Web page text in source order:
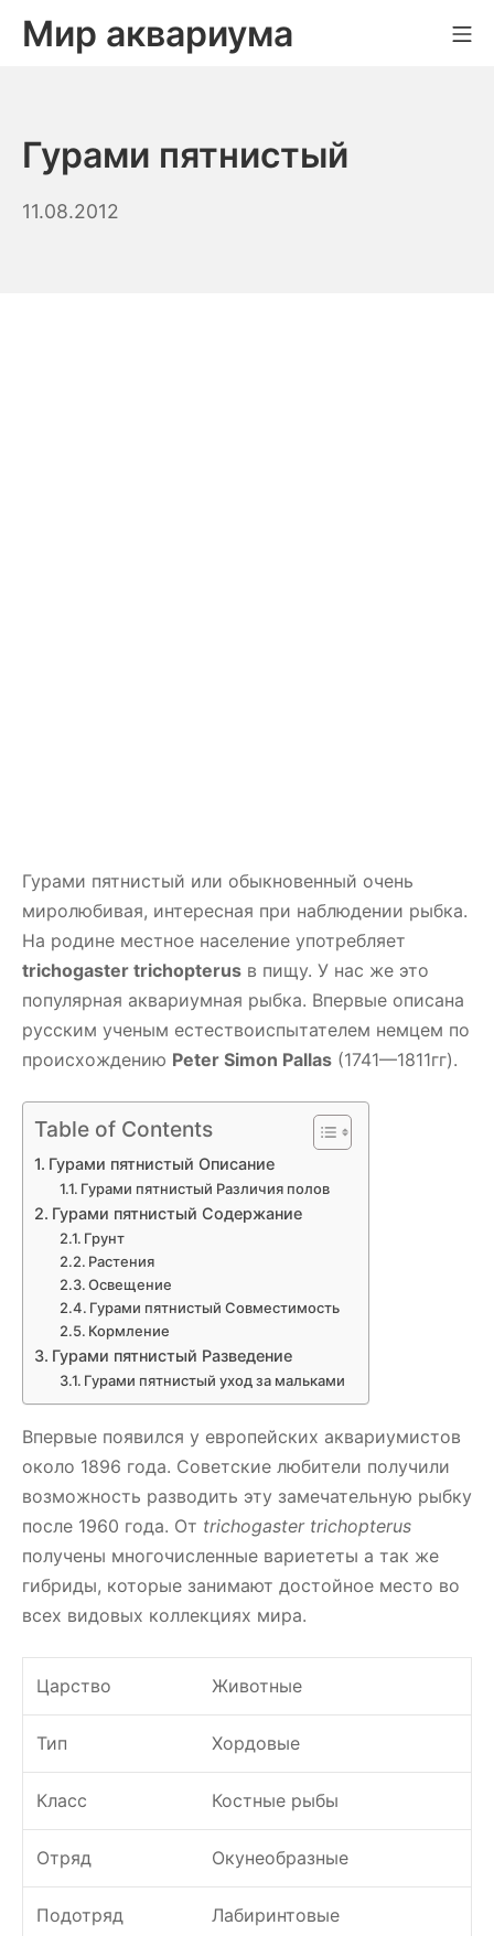
Мир аквариума
Гурами пятнистый
11.08.2012
Гурами пятнистый или обыкновенный очень
миролюбивая, интересная при наблюдении рыбка.
На родине местное население употребляет
trichogaster trichopterus в пищу. У нас же это
популярная аквариумная рыбка. Впервые описана
русским ученым естествоиспытателем немцем по
происхождению Peter Simon Pallas (1741—1811гг).
Table of Contents
Гурами пятнистый Описание
Гурами пятнистый Различия полов
Гурами пятнистый Содержание
Грунт
Растения
Освещение
Гурами пятнистый Совместимость
Кормление
Гурами пятнистый Разведение
Гурами пятнистый уход за мальками
Впервые появился у европейских аквариумистов
около 1896 года. Советские любители получили
возможность разводить эту замечательную рыбку
после 1960 года. От trichogaster trichopterus
получены многочисленные вариететы а так же
гибриды, которые занимают достойное место во
всех видовых коллекциях мира.
Царство Животные
Тип Хордовые
Класс Костные рыбы
Отряд Окунеобразные
Подотряд Лабиринтовые